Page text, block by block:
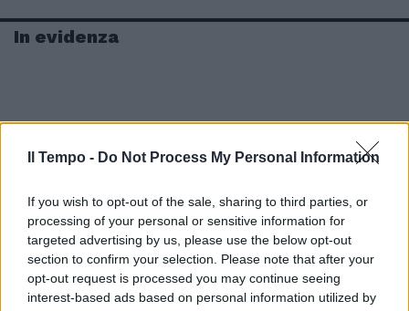
Il Tempo - Do Not Process My Personal Information
If you wish to opt-out of the sale, sharing to third parties, or
processing of your personal or sensitive information for
targeted advertising by us, please use the below opt-out
section to confirm your selection. Please note that after your
opt-out request is processed you may continue seeing
interest-based ads based on personal information utilized by
In evidenza